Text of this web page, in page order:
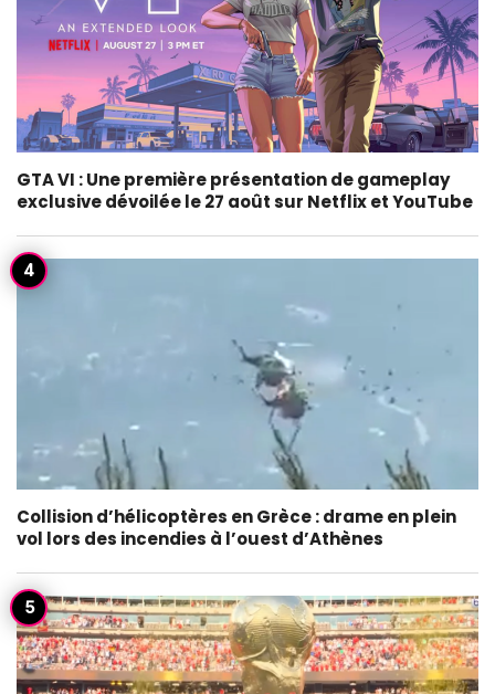
GTA VI : Une première présentation de gameplay
exclusive dévoilée le 27 août sur Netflix et YouTube
Collision d’hélicoptères en Grèce : drame en plein
vol lors des incendies à l’ouest d’Athènes